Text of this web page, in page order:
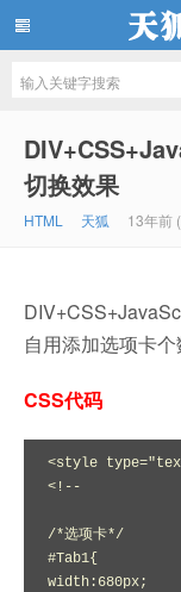
切换效果
HTML 天狐 13年前
自用添加选项卡
CSS代码
<style
<!--
/*选项卡*/
#Tab1{
width:680px;